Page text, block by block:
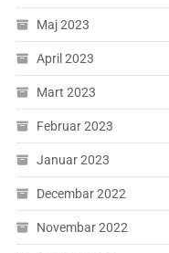
Maj 2023
April 2023
Mart 2023
Februar 2023
Januar 2023
Decembar 2022
Novembar 2022